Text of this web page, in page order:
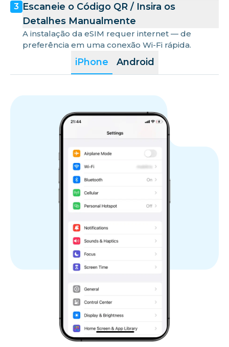
iPhone Android
3 Escaneie o Código QR / Insira os
Detalhes Manualmente
A instalação da eSIM requer internet — de
preferência em uma conexão Wi-Fi rápida.